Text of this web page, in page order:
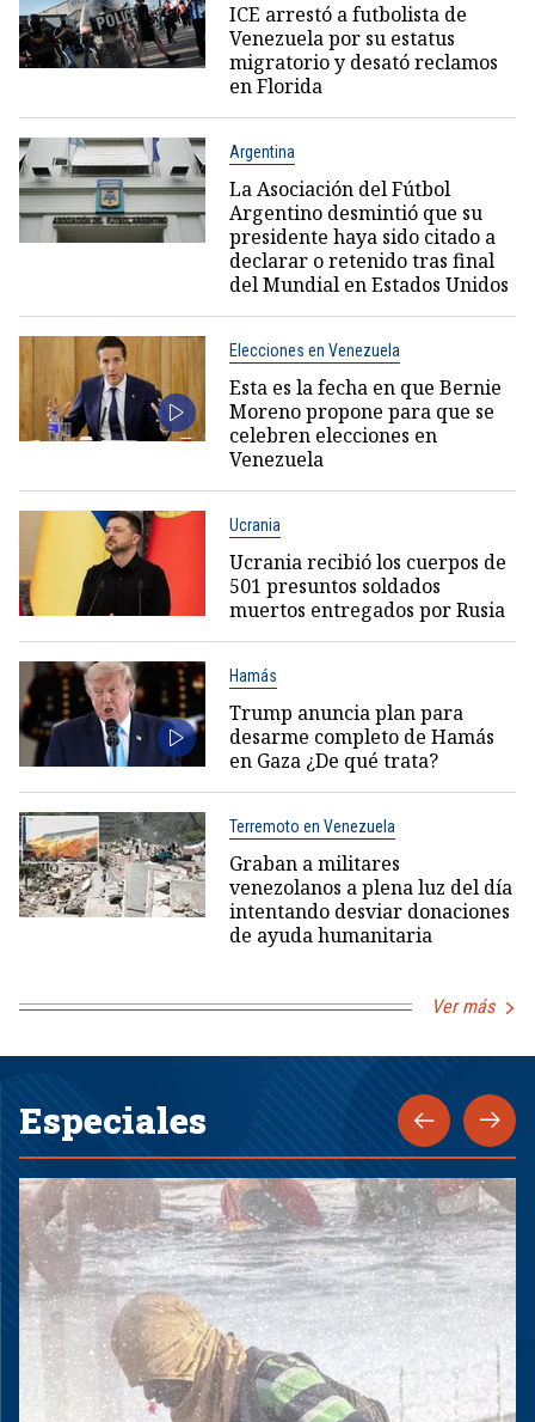
ICE arrestó a futbolista de
Venezuela por su estatus
migratorio y desató reclamos
en Florida
Argentina
La Asociación del Fútbol
Argentino desmintió que su
presidente haya sido citado a
declarar o retenido tras final
del Mundial en Estados Unidos
Elecciones en Venezuela
Esta es la fecha en que Bernie
Moreno propone para que se
celebren elecciones en
Venezuela
Ucrania
Ucrania recibió los cuerpos de
501 presuntos soldados
muertos entregados por Rusia
Hamás
Trump anuncia plan para
desarme completo de Hamás
en Gaza ¿De qué trata?
Terremoto en Venezuela
Graban a militares
venezolanos a plena luz del día
intentando desviar donaciones
de ayuda humanitaria
Ver más
Especiales